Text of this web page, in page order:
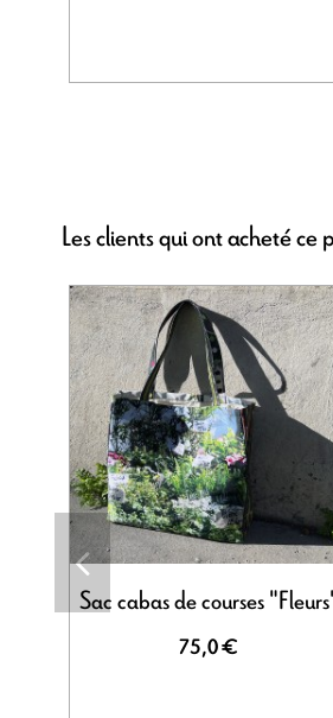
Les clients qui ont acheté
Sac cabas de courses
75,0 €